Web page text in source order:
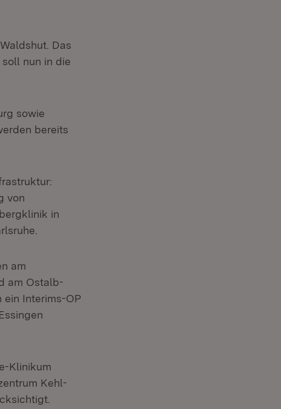
Das
nun in die
sowie
bereits
von
in
am
am Ostalb-
Interims-OP
Klinikum
Kehl-